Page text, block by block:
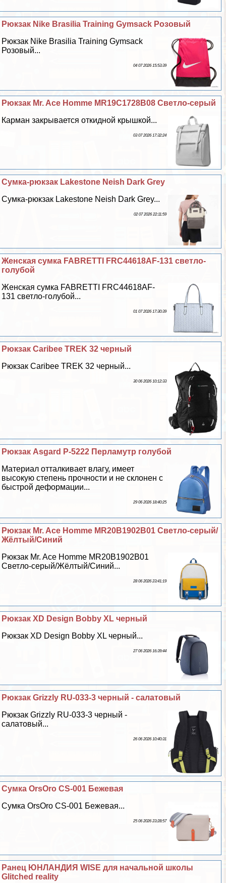
Рюкзак Nike Brasilia Training Gymsack Розовый
Рюкзак Nike Brasilia Training Gymsack
Розовый...
04 07 2026 15:53:39
Рюкзак Mr. Ace Homme MR19C1728B08 Светло-серый
Карман закрывается откидной крышкой...
03 07 2026 17:32:24
Сумка-рюкзак Lakestone Neish Dark Grey
Сумка-рюкзак Lakestone Neish Dark Grey...
02 07 2026 22:11:59
Женская сумка FABRETTI FRC44618AF-131 светло-
гoлyбой
Женская сумка FABRETTI FRC44618AF-
131 светло-гoлyбой...
01 07 2026 17:30:39
Рюкзак Caribee TREK 32 черный
Рюкзак Caribee TREK 32 черный...
30 06 2026 10:12:33
Рюкзак Asgard Р-5222 Перламутр гoлyбой
Материал отталкивает влагу, имеет
высокую степень прочности и не склонен с
быстрой деформации...
29 06 2026 18:40:25
Рюкзак Mr. Ace Homme MR20B1902B01 Светло-серый/
Жёлтый/Синий
Рюкзак Mr. Ace Homme MR20B1902B01
Светло-серый/Жёлтый/Синий...
28 06 2026 23:41:19
Рюкзак XD Design Bobby XL черный
Рюкзак XD Design Bobby XL черный...
27 06 2026 16:39:44
Рюкзак Grizzly RU-033-3 черный - салатовый
Рюкзак Grizzly RU-033-3 черный -
салатовый...
26 06 2026 10:40:31
Сумка OrsOro CS-001 Бежевая
Сумка OrsOro CS-001 Бежевая...
25 06 2026 23:28:57
Ранец ЮНЛАНДИЯ WISE для начальной школы
Glitched reality